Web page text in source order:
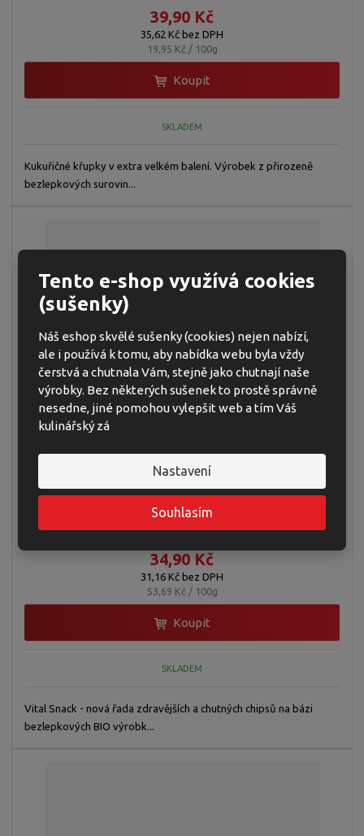
Tento e-shop využívá cookies
(sušenky)
Náš eshop skvělé sušenky (cookies) nejen nabízí,
ale i používá k tomu, aby nabídka webu byla vždy
čerstvá a chutnala Vám, stejně jako chutnají naše
výrobky. Bez některých sušenek to prostě správně
nesedne, jiné pomohou vylepšit web a tím Váš
kulinářský zá
Nastavení
Souhlasím
39,90 Kč
35,62 Kč bez DPH
19,95 Kč / 100g
Koupit
SKLADEM
Kukuřičné křupky v extra velkém balení. Výrobek z přirozeně
bezlepkových surovin...
CHIPSY CIZRNOVÉ S MOŘSKOU SOLÍ 65 G
34,90 Kč
31,16 Kč bez DPH
53,69 Kč / 100g
Koupit
SKLADEM
Vital Snack - nová řada zdravějších a chutných chipsů na bázi
bezlepkových BIO výrobk...